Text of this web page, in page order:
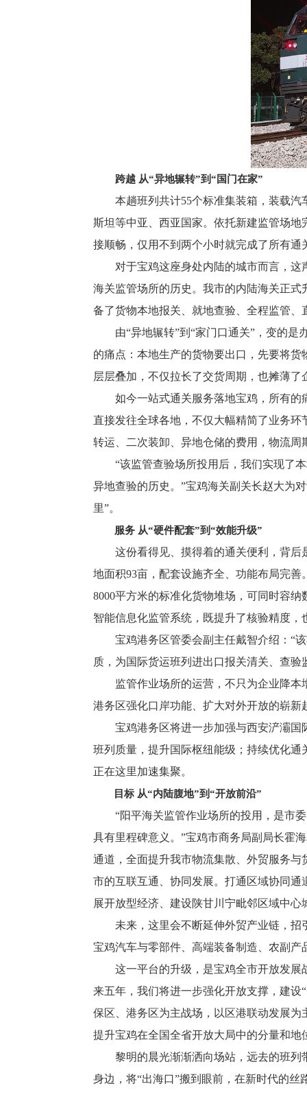
跨越 从“异地辗转”到“国门在家”
本趟班列共计55个标准集装箱，装载汽
斯坦等中亚、西亚国家。依托新建监管场
接顺畅，仅用不到两个小时就完成了所有通
对于宝鸡这座身处内陆的城市而言，这
海关监管场所的历史。我市的内陆海关正式
备了货物本地报关、就地查验、全程监管、
由“异地辗转”到“家门口通关”，变的是
的痛点：本地生产的货物要出口，先要将
层层叠加，不仅拉长了交货周期，也摊薄了
如今一站式通关服务落地宝鸡，所有的
直接发往全球各地，不仅大幅精简了业务
转运、二次装卸、异地仓储的费用，物流
“该监管查验场所投用后，我们实现了本
异地查验的历史。”宝鸡海关副关长赵大为
里”。
服务 从“硬件配套”到“效能升级”
这份看得见、摸得着的通关便利，背后
地面积93亩，配套设施齐全、功能布局完
8000平方米的标准化货物堆场，可同时容
智能信息化监管系统，既提升了核验精度，
宝鸡港务区管委会副主任戴智介绍：“该
质，为国际货运班列进出口报关清关、查
监管作业场所的运营，不只为企业降本
港务区强化口岸功能、扩大对外开放的崭新
宝鸡港务区将进一步加强与西安浐灞国
班列质量，提升国际枢纽能级；持续优化
正在这里加速集聚。
目标 从“内陆腹地”到“开放前沿”
“阳平海关监管作业场所的投用，是市委
具有里程碑意义。”宝鸡市商务局副局长霍
通道，全面提升我市物流集散、外贸服务
市的互联互通、协同发展。打通区域协同
展开放型经济、建设陕甘川宁毗邻区域中
未来，这里会不断延伸外贸产业链，招
宝鸡汽车与零部件、高端装备制造、农副产
这一平台的升级，是宝鸡全市开放发展
来五年，我们将进一步强化开放支撑，建
保区、港务区为主战场，以区港联动发展
提升宝鸡在全国全省开放大局中的分量和
黎明的晨光渐渐洒向场站，远去的班列
身边，将“出海口”搬到眼前，在新时代的